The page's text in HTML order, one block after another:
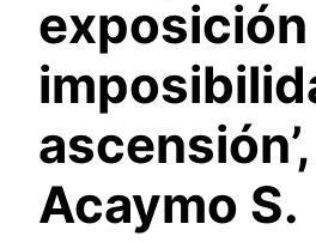
exposición
Acaymo S.